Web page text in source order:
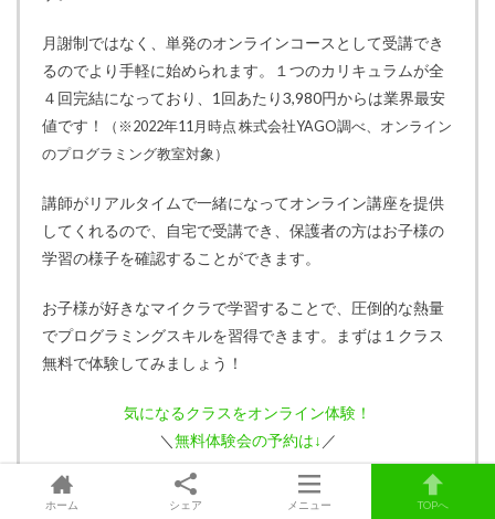
月謝制ではなく、単発のオンラインコースとして受講でき
るのでより手軽に始められます。１つのカリキュラムが全
４回完結になっており、1回あたり3,980円からは業界最安
値です！
（※2022年11月時点 株式会社YAGO調べ、オンライン
のプログラミング教室対象）
講師がリアルタイムで一緒になってオンライン講座を提供
してくれるので、自宅で受講でき、保護者の方はお子様の
学習の様子を確認することができます。
お子様が好きなマイクラで学習することで、圧倒的な熱量
でプログラミングスキルを習得できます。まずは１クラス
無料で体験してみましょう！
気になるクラスをオンライン体験！
＼ 無料体験会の予約は↓ ／
クラスモールキッズ（下神明で受講可）の公
ホーム シェア メニュー TOPへ